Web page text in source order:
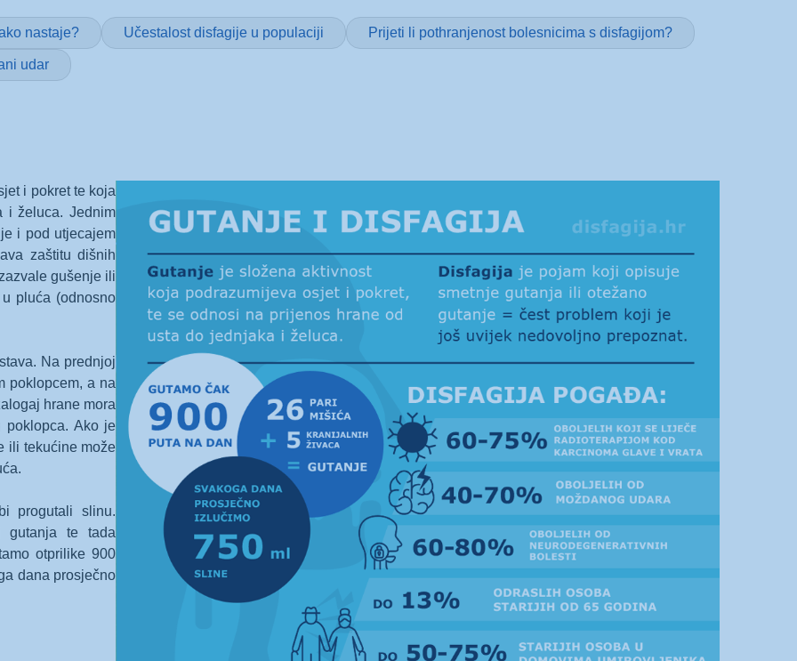
nastaje? Učestalost disfagije u populaciji Prijeti li pothranjenost bolesnicima s disfagijom?
udar
i pokret te koja
i želuca. Jednim
i pod utjecajem
zaštitu dišnih
gušenje ili
pluća (odnosno
Na prednjoj
poklopcem, a na
hrane mora
poklopca. Ako je
ili tekućine može
progutali slinu.
gutanja te tada
otprilike 900
dana prosječno